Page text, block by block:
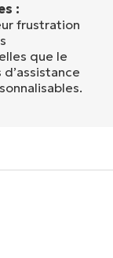
:
frustration
que le